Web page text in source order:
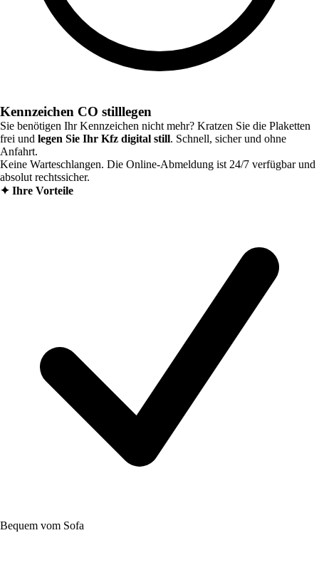
Kennzeichen CO stilllegen
Sie benötigen Ihr Kennzeichen nicht mehr? Kratzen Sie die Plaketten
frei und legen Sie Ihr Kfz digital still. Schnell, sicher und ohne
Anfahrt.
Keine Warteschlangen. Die Online-Abmeldung ist 24/7 verfügbar und
absolut rechtssicher.
✦ Ihre Vorteile
Bequem vom Sofa